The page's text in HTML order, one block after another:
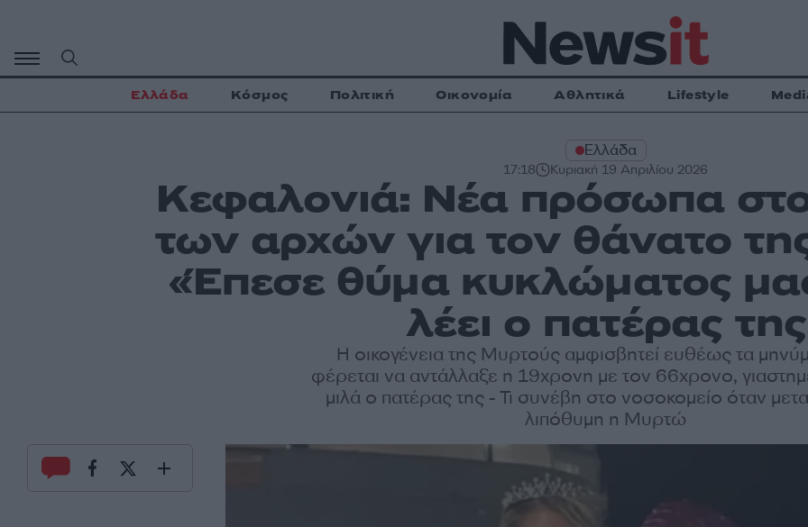
περιεχόμενο
Ελλάδα Κόσμος Πολιτική Οικονομία Αθλητικά Lifestyle
Ελλάδα
17:18 Κυριακή 19 Απριλίου 2026
Κεφαλονιά: Νέα πρόσωπα
των αρχών για τον θάνατο
«Έπεσε θύμα κυκλώματος
λέει ο πατέρας της
Η οικογένεια της Μυρτούς αμφισβητεί ευθέως τα
φέρεται να αντάλλαξε η 19χρονη με τον 66χρονο,
μιλά ο πατέρας της - Τι συνέβη στο νοσοκομείο όταν
λιπόθυμη η Μυρτώ